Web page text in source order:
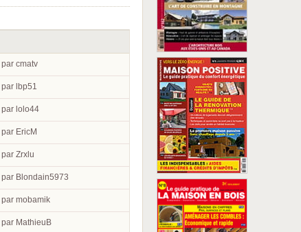
par cmatv
par lbp51
par lolo44
par EricM
par Zrxlu
par Blondain5973
par mobamik
par MathieuB